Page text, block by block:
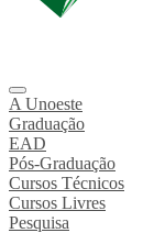
A Unoeste
Graduação
EAD
Pós-Graduação
Cursos Técnicos
Cursos Livres
Pesquisa